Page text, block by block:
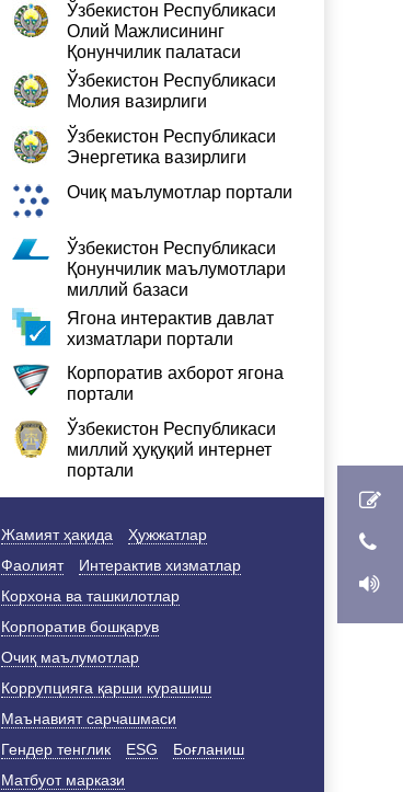
Ўзбекистон Республикаси
Олий Мажлисининг
Қонунчилик палатаси
Ўзбекистон Республикаси
Молия вазирлиги
Ўзбекистон Республикаси
Энергетика вазирлиги
Очиқ маълумотлар портали
Ўзбекистон Республикаси
Қонунчилик маълумотлари
миллий базаси
Ягона интерактив давлат
хизматлари портали
Корпоратив ахборот ягона
портали
Ўзбекистон Республикаси
миллий ҳуқуқий интернет
портали
Жамият ҳақида
Ҳужжатлар
Фаолият
Интерактив хизматлар
Корхона ва ташкилотлар
Корпоратив бошқарув
Очиқ маълумотлар
Коррупцияга қарши курашиш
Маънавият сарчашмаси
Гендер тенглик
ESG
Боғланиш
Матбуот маркази